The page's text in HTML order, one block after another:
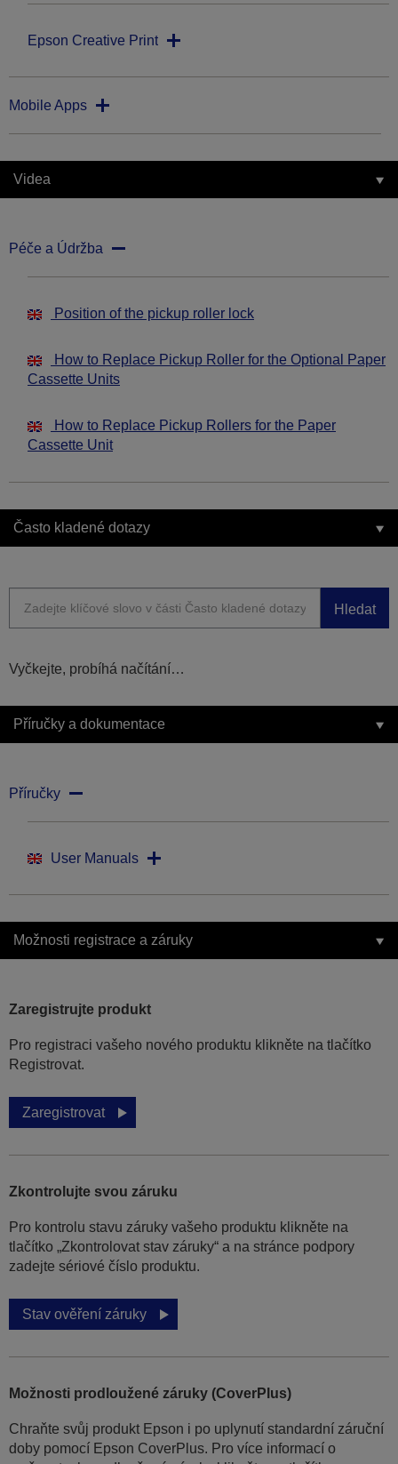
Epson Creative Print
Mobile Apps
Videa
Péče a Údržba
Position of the pickup roller lock
How to Replace Pickup Roller for the Optional Paper
Cassette Units
How to Replace Pickup Rollers for the Paper
Cassette Unit
Často kladené dotazy
Hledat
Vyčkejte, probíhá načítání…
Příručky a dokumentace
Příručky
User Manuals
Možnosti registrace a záruky
Zaregistrujte produkt
Pro registraci vašeho nového produktu klikněte na tlačítko
Registrovat.
Zaregistrovat
Zkontrolujte svou záruku
Pro kontrolu stavu záruky vašeho produktu klikněte na
tlačítko „Zkontrolovat stav záruky“ a na stránce podpory
zadejte sériové číslo produktu.
Stav ověření záruky
Možnosti prodloužené záruky (CoverPlus)
Chraňte svůj produkt Epson i po uplynutí standardní záruční
doby pomocí Epson CoverPlus. Pro více informací o